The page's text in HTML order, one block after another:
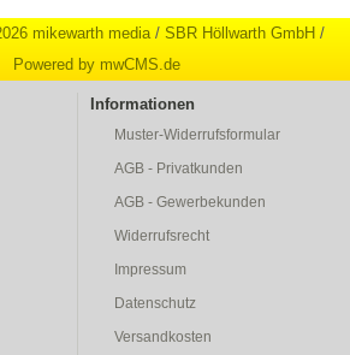
mikewarth media / SBR Höllwarth GmbH /
Powered by mwCMS.de
Informationen
Muster-Widerrufsformular
AGB - Privatkunden
AGB - Gewerbekunden
Widerrufsrecht
Impressum
Datenschutz
Versandkosten